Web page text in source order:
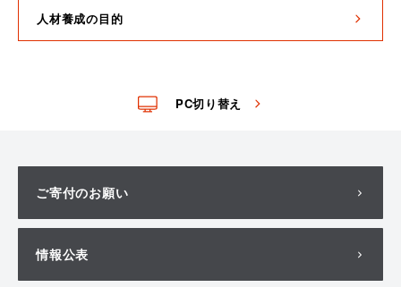
人材養成の目的
PC切り替え
ご寄付のお願い
情報公表